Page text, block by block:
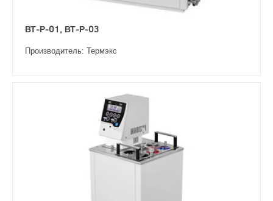
ВТ-Р-01, ВТ-Р-03
Производитель: Термэкс